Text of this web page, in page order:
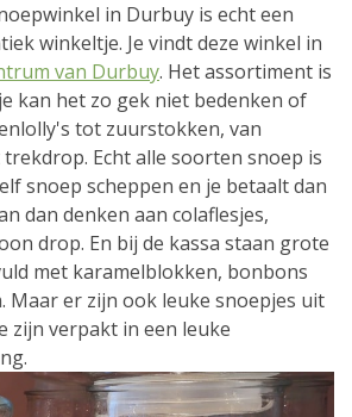
in Durbuy is echt een
winkeltje. Je vindt deze winkel in
van Durbuy. Het assortiment is
kan het zo gek niet bedenken of
tot zuurstokken, van
Echt alle soorten snoep is
snoep scheppen en je betaalt dan
dan denken aan colaflesjes,
drop. En bij de kassa staan grote
met karamelblokken, bonbons
Maar er zijn ook leuke snoepjes uit
zijn verpakt in een leuke